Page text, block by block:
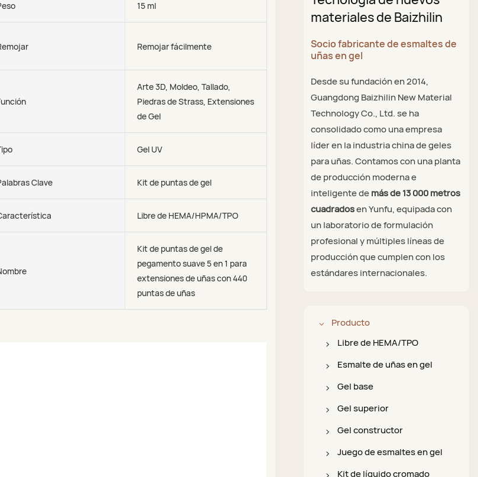
15 ml
Remojar fácilmente
Arte 3D, Moldeo, Tallado,
Piedras de Strass, Extensiones
de Gel
Gel UV
Clave Kit de puntas de gel
Libre de HEMA/HPMA/TPO
Kit de puntas de gel de
pegamento suave 5 en 1 para
extensiones de uñas con 440
puntas de uñas
materiales de Baizhilin
Socio fabricante de esmaltes de
uñas en gel
Desde su fundación en 2014,
Guangdong Baizhilin New Material
Technology Co., Ltd. se ha
consolidado como una empresa
líder en la industria china de geles
para uñas. Contamos con una planta
de producción moderna e
inteligente demás de 13 000 metros
cuadradosen Yunfu, equipada con
un laboratorio de formulación
profesional y múltiples líneas de
producción que cumplen con los
estándares internacionales.
Producto
Libre de HEMA/TPO
Esmalte en gel sin
HEMA/TPO
HEMA/TPO
Esmalte de uñas en gel
Esmalte en gel de color
Esmalte en gel para
brillantina
Gel base
Capa base 4 en 1
Prebase de uñas sin
Gel superior
Capa superior súper
Gel constructor
Constructor en botella
Gel constructor en
Juego de esmaltes en gel
Juego de capa base y
Kit de líquido cromado